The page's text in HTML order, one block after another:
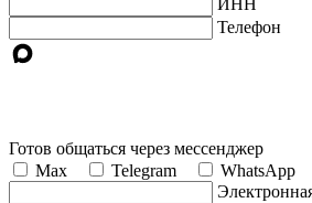
ИНН
Телефон
Готов общаться через мессенджер
Max
Telegram
WhatsApp